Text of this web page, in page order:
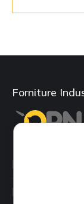
Forniture